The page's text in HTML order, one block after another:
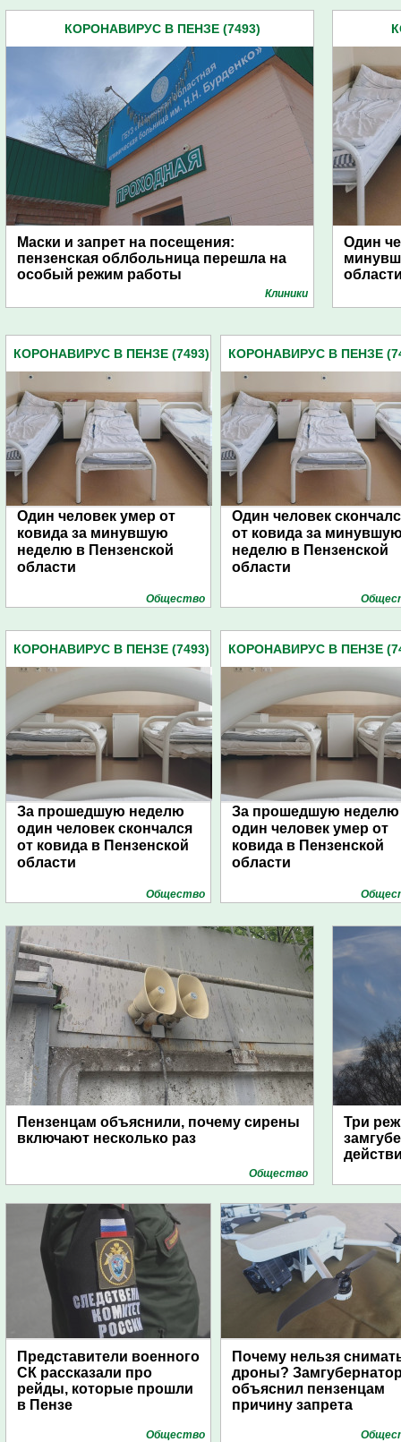
КОРОНАВИРУС В ПЕНЗЕ (7493)
Маски и запрет на посещения:
пензенская облбольница перешла на
особый режим работы
Клиники
Один
КОРОНАВИРУС В ПЕНЗЕ (7493)
Один человек умер от
ковида за минувшую
неделю в Пензенской
области
Общество
КОРОНАВИРУС В ПЕНЗЕ
Один человек
от ковида за
неделю в Пензенской
области
КОРОНАВИРУС В ПЕНЗЕ (7493)
За прошедшую неделю
один человек скончался
от ковида в Пензенской
области
Общество
КОРОНАВИРУС В ПЕНЗЕ
За прошедшую неделю
один человек умер от
ковида в Пензенской
области
Пензенцам объяснили, почему сирены
включают несколько раз
Общество
Три
Представители военного
СК рассказали про
рейды, которые прошли
в Пензе
Общество
Почему нельзя
дроны?
объяснил пензенцам
причину запрета